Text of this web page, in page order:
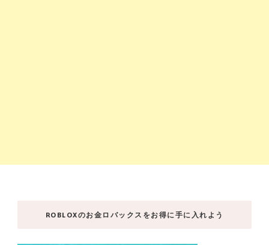
ROBLOXのお金ロバックスをお得に手に入れよう